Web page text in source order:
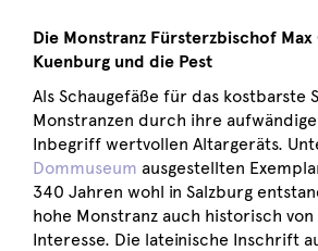
Die Monstranz Fürsterzbischof Max
Kuenburg und die Pest
Als Schaugefäße für das kostbarste
Monstranzen durch ihre
Inbegriff wertvollen Altargeräts.
Dommuseum ausgestellten
340 Jahren wohl in Salzburg
hohe Monstranz auch historisch
Interesse. Die lateinische Inschrift